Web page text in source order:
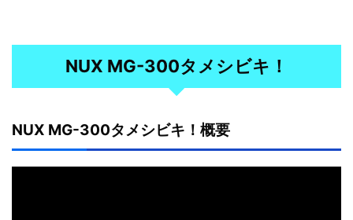
NUX MG-300タメシビキ！
NUX MG-300タメシビキ！概要